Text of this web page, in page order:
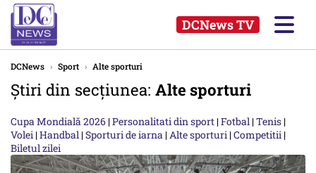
DCNews TV
DCNews › Sport › Alte sporturi
Știri din secțiunea: Alte sporturi
Cupa Mondială 2026 |Personalitati din sport |Fotbal |Tenis |
Volei |Handbal |Sporturi de iarna |Alte sporturi |Competitii |
Biletul zilei